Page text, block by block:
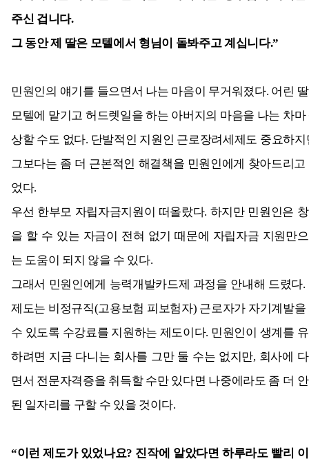
주신 겁니다.
그 동안 제 딸은 모텔에서 형님이 돌봐주고 계십니다.”
민원인의 얘기를 들으면서 나는 마음이 무거워졌다. 어린
모텔에 맡기고 허드렛일을 하는 아버지의 마음을 나는 차마
상할 수도 없다. 단발적인 지원인 근로장려세제도 중요하지
그보다는 좀 더 근본적인 해결책을 민원인에게 찾아드리고
었다.
우선 한부모 자립자금지원이 떠올랐다. 하지만 민원인은
을 할 수 있는 자금이 전혀 없기 때문에 자립자금 지원만
는 도움이 되지 않을 수 있다.
그래서 민원인에게 능력개발카드제 과정을 안내해 드렸다.
제도는 비정규직(고용보험 피보험자) 근로자가 자기계발을
수 있도록 수강료를 지원하는 제도이다. 민원인이 생계를
하려면 지금 다니는 회사를 그만 둘 수는 없지만, 회사에
면서 전문자격증을 취득할 수만 있다면 나중에라도 좀 더
된 일자리를 구할 수 있을 것이다.
“이런 제도가 있었나요? 진작에 알았다면 하루라도 빨리